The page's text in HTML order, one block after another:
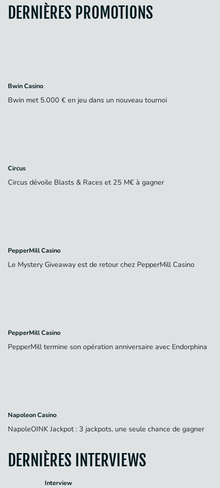
DERNIÈRES PROMOTIONS
Bwin Casino
Bwin met 5.000 € en jeu dans un nouveau tournoi
Circus
Circus dévoile Blasts & Races et 25 M€ à gagner
PepperMill Casino
Le Mystery Giveaway est de retour chez PepperMill Casino
PepperMill Casino
PepperMill termine son opération anniversaire avec Endorphina
Napoleon Casino
NapoleOINK Jackpot : 3 jackpots, une seule chance de gagner
DERNIÈRES INTERVIEWS
Interview